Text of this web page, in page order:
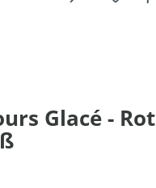
Glacé - Rot